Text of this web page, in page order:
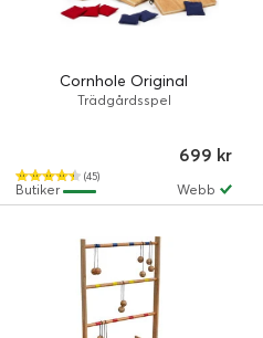
Cornhole Original
Trädgårdsspel
(45)
699 kr
Webb
Butiker